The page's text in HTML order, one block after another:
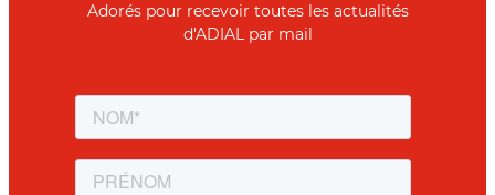
Adorés pour recevoir toutes les actualités
d'ADIAL par mail